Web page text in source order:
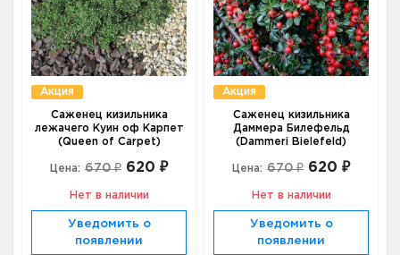
Акция
Саженец кизильника
лежачего Куин оф Карпет
(Queen of Carpet)
Цена: 670 ₽ 620 ₽
Нет в наличии
Уведомить о
появлении
Акция
Саженец кизильника
Даммера Билефельд
(Dammeri Bielefeld)
Цена: 670 ₽ 620 ₽
Нет в наличии
Уведомить о
появлении